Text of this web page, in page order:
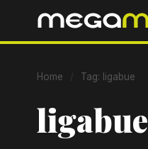
Home Tag: ligabue
ligabue